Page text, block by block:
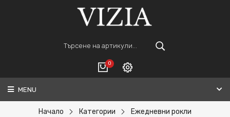
0
ВАШАТА КОЛИЧКА Е ПРАЗНА.
Регистрация
MENU
Начало Категории
Ежедневни рокли